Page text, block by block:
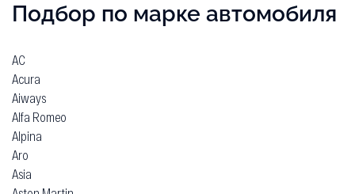
Подбор по марке автомобиля
AC
Acura
Aiways
Alfa Romeo
Alpina
Aro
Asia